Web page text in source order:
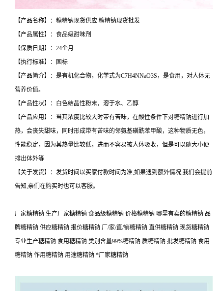
【产品名称】：糖精钠现货供应 糖精钠现货批发
【产品属性】：食品级甜味剂
【保质日期】：24个月
【执行标准】：国标
【产品简介】：是有机化合物，化学式为C7H4NNaO3S，是食用，对人体无
营养价值。
【产品性状】：白色结晶性粉末，溶于水、乙醇
【产品应用】：当其浓度比较大时带有苦味，在酸性条件下对糖精钠进行加
热，会丧失甜味，同时形成带有苦味的邻氨基磺酰苯甲酸，这种物质无色，
性能稳定，因为其热量比较低，进而不容易被人体吸收，但是可以随大小便
排出体外等
【关于发货】：发货时间以买家付款时间为准,如果遇到额外情况,我们会提前
告知,亲们在购买时也可以客服。
厂家糖精钠 生产厂家糖精钠 食品级糖精钠 价格糖精钠 哪里有卖的糖精钠 品
牌糖精钠 供应糖精钠 报价糖精钠 厂/家/直/销糖精钠 直供糖精钠 现货糖精钠
专业生产糖精钠 食用糖精钠 类别含量99%糖精钠 质糖精钠 批发糖精钠 食用
糖精钠 作用糖精钠 用途糖精钠 *厂家糖精钠